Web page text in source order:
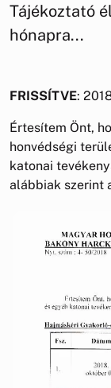
Tájékoztató
hónapra...
FRISSÍTVE:
Értesítem Önt,
honvédségi
katonai
alábbiak szerint